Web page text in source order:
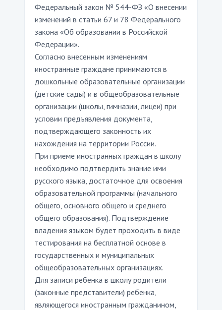
Федеральный закон № 544-ФЗ «О внесении
изменений в статьи 67 и 78 Федерального
закона «Об образовании в Российской
Федерации».
Согласно внесенным изменениям
иностранные граждане принимаются в
дошкольные образовательные организации
(детские сады) и в общеобразовательные
организации (школы, гимназии, лицеи) при
условии предъявления документа,
подтверждающего законность их
нахождения на территории России.
При приеме иностранных граждан в школу
необходимо подтвердить знание ими
русского языка, достаточное для освоения
образовательной программы (начального
общего, основного общего и среднего
общего образования). Подтверждение
владения языком будет проходить в виде
тестирования на бесплатной основе в
государственных и муниципальных
общеобразовательных организациях.
Для записи ребенка в школу родители
(законные представители) ребенка,
являющегося иностранным гражданином,